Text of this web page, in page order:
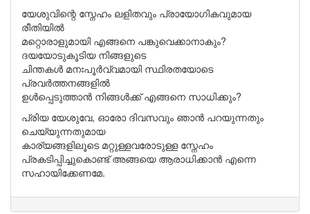
യേശുവിന്റെ സ്നേഹം ലളിതവും പ്രായോഗികവുമായ
രീതിയിൽ
മറ്റൊരാളുമായി എങ്ങനെ പങ്കുവെക്കാനാകും?
ദയയോടുകൂടിയ നിങ്ങളുടെ
ചിന്തകൾ മനഃപൂർവ്വമായി സ്ഥിരതയോടെ
പ്രവർത്തനങ്ങളിൽ
ഉൾപ്പെടുത്താൻ നിങ്ങൾക്ക് എങ്ങനെ സാധിക്കും?
പ്രിയ യേശുവേ, ഓരോ ദിവസവും ഞാൻ പറയുന്നതും
ചെയ്യുന്നതുമായ
കാര്യങ്ങളിലൂടെ മറ്റുള്ളവരോടുള്ള സ്നേഹം
പ്രകടിപ്പിച്ചുകൊണ്ട് അങ്ങയെ ആരാധിക്കാൻ എന്നെ
സഹായിക്കേണമേ.